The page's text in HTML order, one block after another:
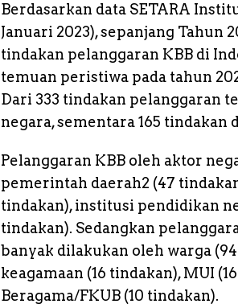
Berdasarkan data SETARA
Januari 2023), sepanjang Tahun
tindakan pelanggaran KBB di
temuan peristiwa pada tahun
Dari 333 tindakan pelanggaran
negara, sementara 165
Pelanggaran KBB oleh aktor
pemerintah daerah2 (47
tindakan), institusi pendidikan
tindakan). Sedangkan
banyak dilakukan oleh warga
keagamaan (16 tindakan), MUI
Beragama/FKUB (10 tindakan).